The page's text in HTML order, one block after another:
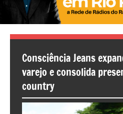
Consciência Jeans
varejo e consolida
country